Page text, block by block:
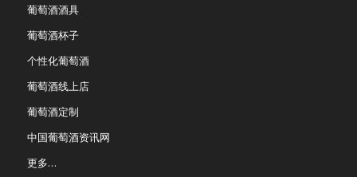
葡萄酒酒具
葡萄酒杯子
个性化葡萄酒
葡萄酒线上店
葡萄酒定制
中国葡萄酒资讯网
更多…